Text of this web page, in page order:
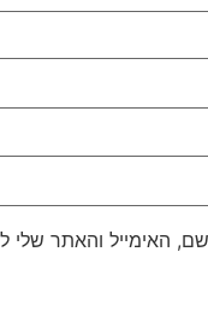
האימייל והאתר שלי